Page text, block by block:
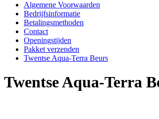
Algemene Voorwaarden
Bedrijfsinformatie
Betalingsmethoden
Contact
Openingstijden
Pakket verzenden
Twentse Aqua-Terra Beurs
Twentse Aqua-Terra